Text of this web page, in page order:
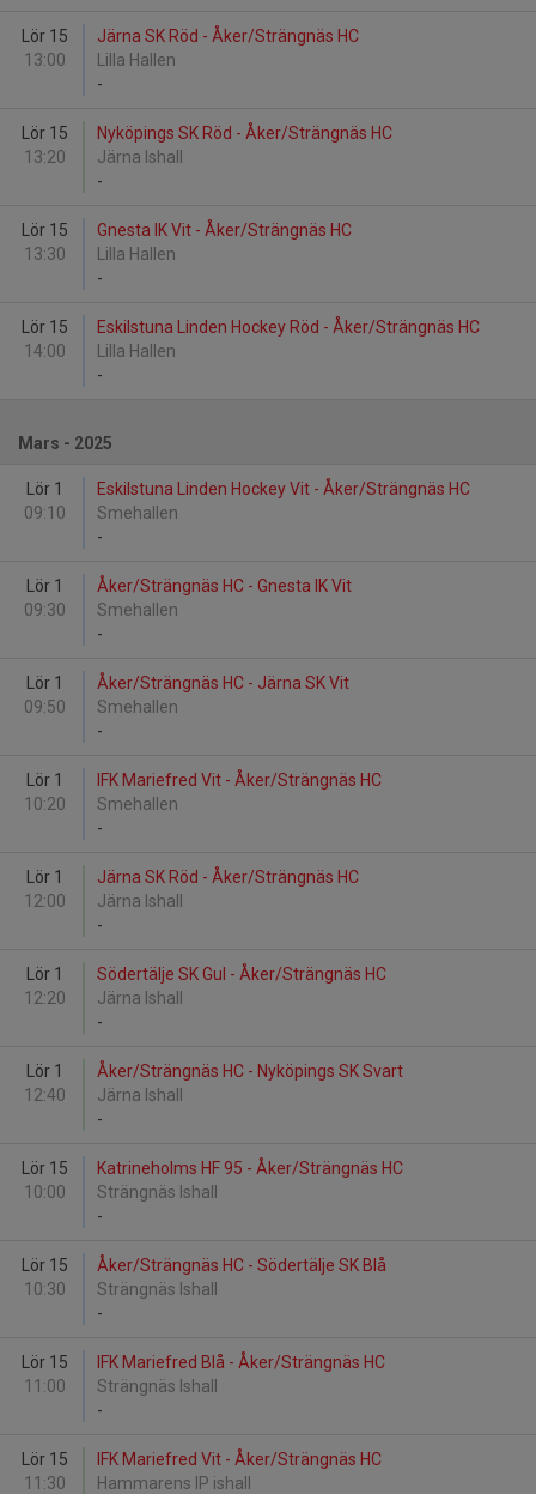
Lör 15
13:00
Järna SK Röd - Åker/Strängnäs HC
Lilla Hallen
-
Lör 15
13:20
Nyköpings SK Röd - Åker/Strängnäs HC
Järna Ishall
-
Lör 15
13:30
Gnesta IK Vit - Åker/Strängnäs HC
Lilla Hallen
-
Lör 15
14:00
Eskilstuna Linden Hockey Röd - Åker/Strängnäs HC
Lilla Hallen
-
Mars - 2025
Lör 1
09:10
Eskilstuna Linden Hockey Vit - Åker/Strängnäs HC
Smehallen
-
Lör 1
09:30
Åker/Strängnäs HC - Gnesta IK Vit
Smehallen
-
Lör 1
09:50
Åker/Strängnäs HC - Järna SK Vit
Smehallen
-
Lör 1
10:20
IFK Mariefred Vit - Åker/Strängnäs HC
Smehallen
-
Lör 1
12:00
Järna SK Röd - Åker/Strängnäs HC
Järna Ishall
-
Lör 1
12:20
Södertälje SK Gul - Åker/Strängnäs HC
Järna Ishall
-
Lör 1
12:40
Åker/Strängnäs HC - Nyköpings SK Svart
Järna Ishall
-
Lör 15
10:00
Katrineholms HF 95 - Åker/Strängnäs HC
Strängnäs Ishall
-
Lör 15
10:30
Åker/Strängnäs HC - Södertälje SK Blå
Strängnäs Ishall
-
Lör 15
11:00
IFK Mariefred Blå - Åker/Strängnäs HC
Strängnäs Ishall
-
Lör 15
11:30
IFK Mariefred Vit - Åker/Strängnäs HC
Hammarens IP ishall